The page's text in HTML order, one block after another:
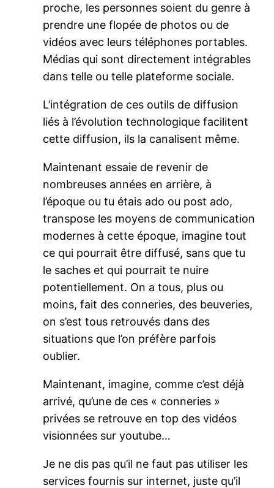
proche, les personnes soient du genre à
prendre une flopée de photos ou de
vidéos avec leurs téléphones portables.
Médias qui sont directement intégrables
dans telle ou telle plateforme sociale.
L’intégration de ces outils de diffusion
liés à l’évolution technologique facilitent
cette diffusion, ils la canalisent même.
Maintenant essaie de revenir de
nombreuses années en arrière, à
l’époque ou tu étais ado ou post ado,
transpose les moyens de communication
modernes à cette époque, imagine tout
ce qui pourrait être diffusé, sans que tu
le saches et qui pourrait te nuire
potentiellement. On a tous, plus ou
moins, fait des conneries, des beuveries,
on s’est tous retrouvés dans des
situations que l’on préfère parfois
oublier.
Maintenant, imagine, comme c’est déjà
arrivé, qu’une de ces « conneries »
privées se retrouve en top des vidéos
visionnées sur youtube…
Je ne dis pas qu’il ne faut pas utiliser les
services fournis sur internet, juste qu’il